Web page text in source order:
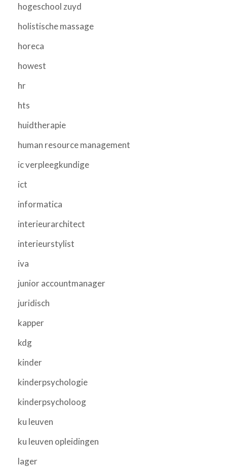
hogeschool zuyd
holistische massage
horeca
howest
hr
hts
huidtherapie
human resource management
ic verpleegkundige
ict
informatica
interieurarchitect
interieurstylist
iva
junior accountmanager
juridisch
kapper
kdg
kinder
kinderpsychologie
kinderpsycholoog
ku leuven
ku leuven opleidingen
lager